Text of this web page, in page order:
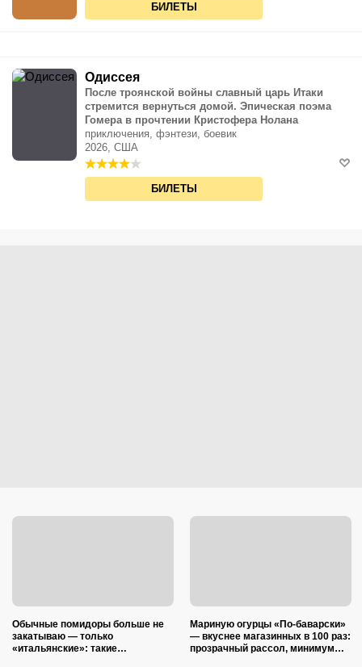
БИЛЕТЫ
Одиссея
После троянской войны славный царь Итаки
стремится вернуться домой. Эпическая поэма
Гомера в прочтении Кристофера Нолана
приключения, фэнтези, боевик
2026, США
БИЛЕТЫ
Обычные помидоры больше не
закатываю — только
«итальянские»: такие
Мариную огурцы «По-баварски»
— вкуснее магазинных в 100 раз:
прозрачный рассол, минимум